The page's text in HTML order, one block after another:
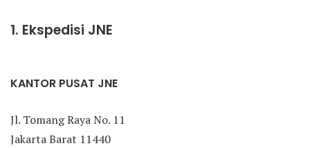
1. Ekspedisi JNE
KANTOR PUSAT JNE
Jl. Tomang Raya No. 11
Jakarta Barat 11440